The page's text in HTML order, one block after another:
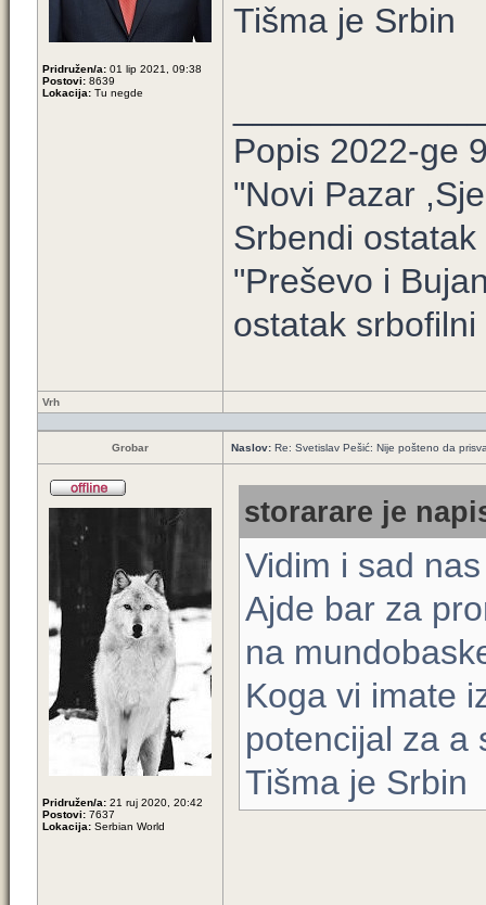
Pridružen/a: 01 lip 2021, 09:38
Postovi: 8639
Lokacija: Tu negde
Tišma je Srbin
Popis 2022-ge
"Novi Pazar
Srbendi
"Preševo i
ostatak
Vrh
Grobar Naslov: Re: Svetislav Pešić: Nije pošteno da
Pridružen/a: 21 ruj 2020, 20:42
Postovi: 7637
Lokacija: Serbian World
storarare je
Vidim i sad
Ajde bar za
na
Koga vi imate
potencijal za a
Tišma je Srbin